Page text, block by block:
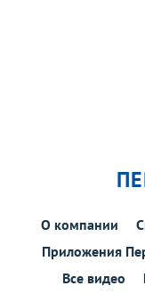
О компании
Приложения
Все видео